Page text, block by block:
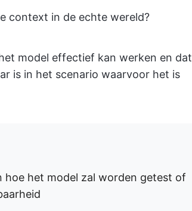
context in de echte wereld?
model effectief kan werken en dat
is in het scenario waarvoor het is
hoe het model zal worden getest of